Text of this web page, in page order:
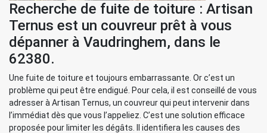
Recherche de fuite de toiture : Artisan
Ternus est un couvreur prêt à vous
dépanner à Vaudringhem, dans le
62380.
Une fuite de toiture et toujours embarrassante. Or c’est un
problème qui peut être endigué. Pour cela, il est conseillé de vous
adresser à Artisan Ternus, un couvreur qui peut intervenir dans
l’immédiat dès que vous l’appeliez. C’est une solution efficace
proposée pour limiter les dégâts. Il identifiera les causes des